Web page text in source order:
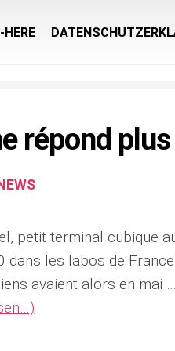
répond plus
petit terminal cubique
dans les labos de
avaient alors en mai …